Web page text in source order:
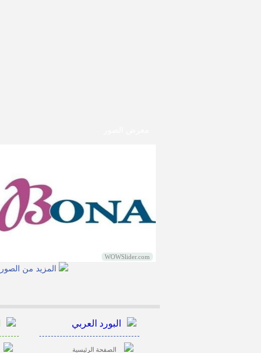
WOWSlider.com
المزيد من الصور
البورد العربي
الصفحة الرئيسية